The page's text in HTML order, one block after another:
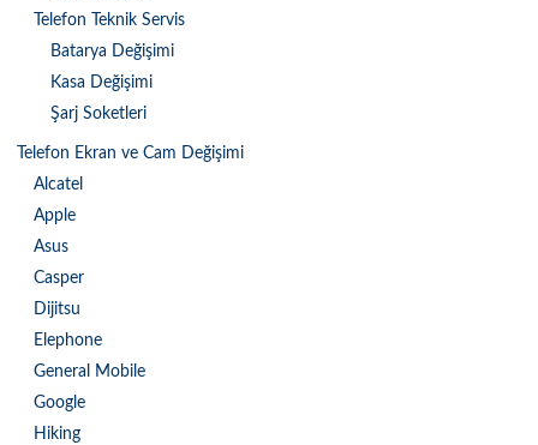
Telefon Teknik Servis
Batarya Değişimi
Kasa Değişimi
Şarj Soketleri
Telefon Ekran ve Cam Değişimi
Alcatel
Apple
Asus
Casper
Dijitsu
Elephone
General Mobile
Google
Hiking